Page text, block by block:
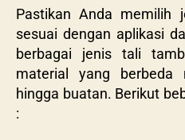
Pastikan Anda memilih
sesuai dengan aplikasi
berbagai jenis tali
material yang
hingga buatan. Berikut
: